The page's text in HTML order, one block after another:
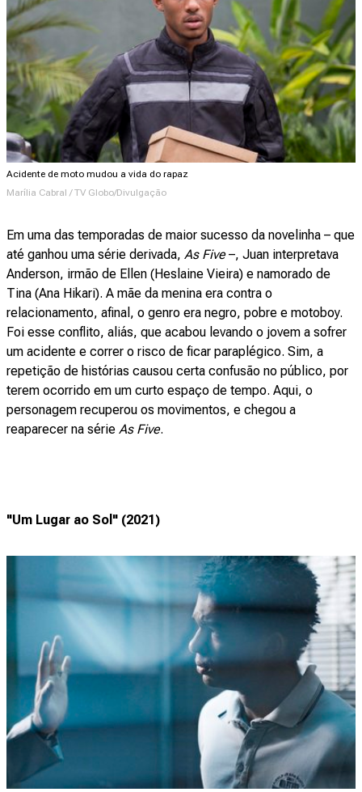
Acidente de moto mudou a vida do rapaz
Marília Cabral / TV Globo/Divulgação
Em uma das temporadas de maior sucesso da novelinha – que
até ganhou uma série derivada, As Five–, Juan interpretava
Anderson, irmão de Ellen (Heslaine Vieira) e namorado de
Tina (Ana Hikari). A mãe da menina era contra o
relacionamento, afinal, o genro era negro, pobre e motoboy.
Foi esse conflito, aliás, que acabou levando o jovem a sofrer
um acidente e correr o risco de ficar paraplégico. Sim, a
repetição de histórias causou certa confusão no público, por
terem ocorrido em um curto espaço de tempo. Aqui, o
personagem recuperou os movimentos, e chegou a
reaparecer na série As Five.
"Um Lugar ao Sol" (2021)